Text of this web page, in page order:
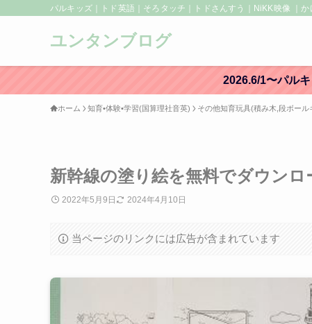
パルキッズ｜トド英語｜そろタッチ｜トドさんすう｜NiKK映像 ｜
ユンタンブログ
2026.6/1〜パル
ホーム 知育•体験•学習(国算理社音英) その他知育玩具(積み木,段ボール
新幹線の塗り絵を無料でダウンロ
2022年5月9日 2024年4月10日
当ページのリンクには広告が含まれています